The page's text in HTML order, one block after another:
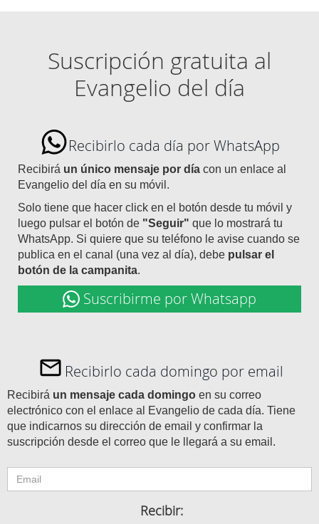
Suscripción gratuita al
Evangelio del día
Recibirlo cada día por WhatsApp
Recibirá un único mensaje por día con un enlace al
Evangelio del día en su móvil.
Solo tiene que hacer click en el botón desde tu móvil y
luego pulsar el botón de "Seguir" que lo mostrará tu
WhatsApp. Si quiere que su teléfono le avise cuando se
publica en el canal (una vez al día), debe pulsar el
botón de la campanita.
Suscribirme por Whatsapp
Recibirlo cada domingo por email
Recibirá un mensaje cada domingo en su correo
electrónico con el enlace al Evangelio de cada día. Tiene
que indicarnos su dirección de email y confirmar la
suscripción desde el correo que le llegará a su email.
Recibir: